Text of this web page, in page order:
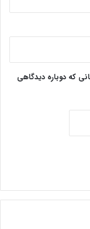
که دوباره دیدگاهی